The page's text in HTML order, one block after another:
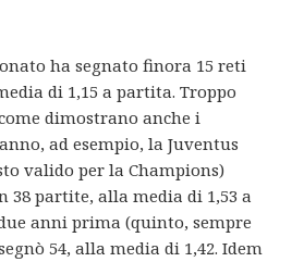
ha segnato finora 15 reti
di 1,15 a partita. Troppo
dimostrano anche i
ad esempio, la Juventus
valido per la Champions)
38 partite, alla media di 1,53 a
anni prima (quinto, sempre
54, alla media di 1,42. Idem